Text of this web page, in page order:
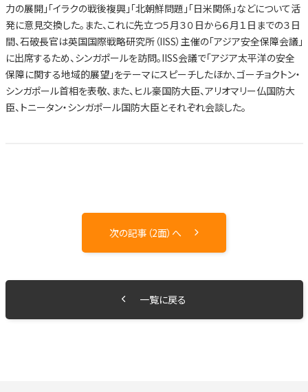
力の展開」「イラクの戦後複興」「北朝鮮問題」「日米関係」などについて活
発に意見交換した。また、これに先立つ５月３０日から６月１日までの３日
間、石破長官は英国国際戦略研究所（IISS）主催の「アジア安全保障会議」
に出席するため、シンガポールを訪問。IISS会議で「アジア太平洋の安全
保障に関する地域的展望」をテーマにスピーチしたほか、ゴーチョクトン・
シンガポール首相を表敬、また、ヒル豪国防大臣、アリオマリー仏国防大
臣、トニータン・シンガポール国防大臣とそれぞれ会談した。
次の記事（2面）へ
一覧に戻る